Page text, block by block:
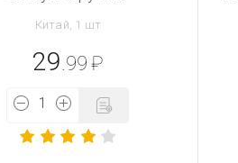
Китай, 1 шт
29 .99 ₽